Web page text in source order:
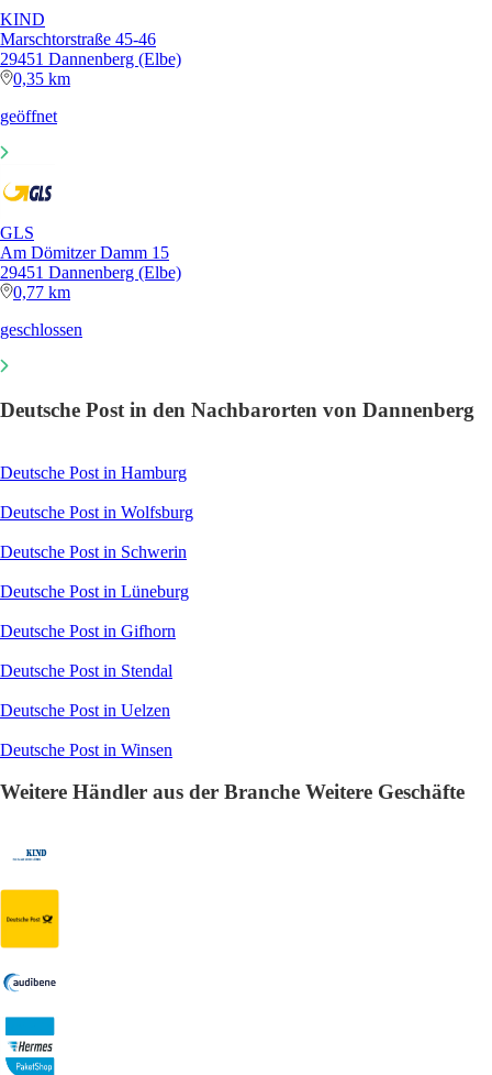
KIND
Marschtorstraße 45-46
29451 Dannenberg (Elbe)
0,35 km
geöffnet
GLS
Am Dömitzer Damm 15
29451 Dannenberg (Elbe)
0,77 km
geschlossen
Deutsche Post in den Nachbarorten von Dannenberg
Deutsche Post in Hamburg
Deutsche Post in Wolfsburg
Deutsche Post in Schwerin
Deutsche Post in Lüneburg
Deutsche Post in Gifhorn
Deutsche Post in Stendal
Deutsche Post in Uelzen
Deutsche Post in Winsen
Weitere Händler aus der Branche Weitere Geschäfte